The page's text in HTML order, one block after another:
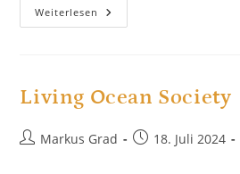
Weiterlesen Spendenübergabe
Spar
Living Ocean Society
Beitrags-
Markus Grad
Beitrag18. Juli 2024